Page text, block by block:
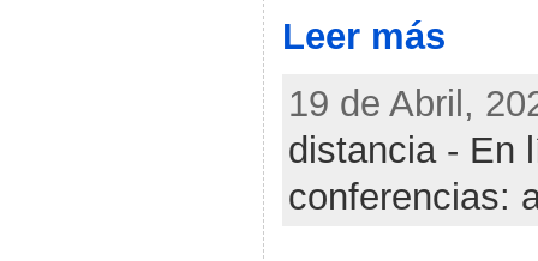
Leer más
19 de Abril,
distancia - En
conferencias: